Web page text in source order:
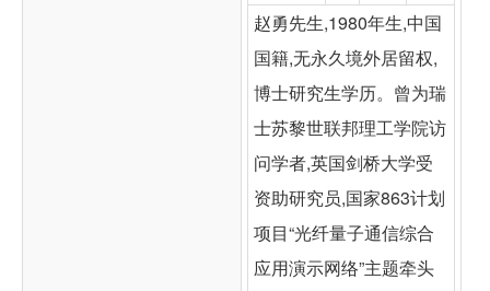
赵勇先生,1980年生,中国
国籍,无永久境外居留权,
博士研究生学历。曾为瑞
士苏黎世联邦理工学院访
问学者,英国剑桥大学受
资助研究员,国家863计划
项目“光纤量子通信综合
应用演示网络”主题牵头